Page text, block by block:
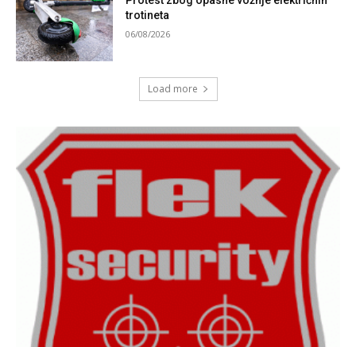
trotineta
06/08/2026
Load more